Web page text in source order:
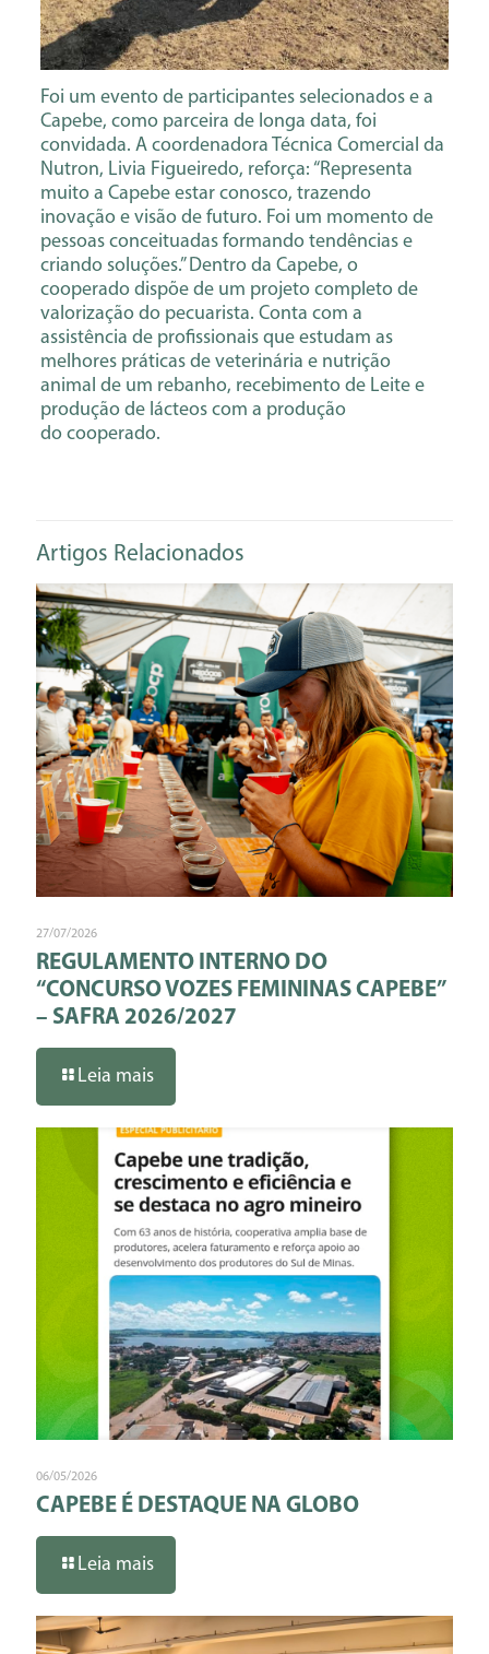
Foi um evento de participantes selecionados e a
Capebe, como parceira de longa data, foi
convidada. A coordenadora Técnica Comercial da
Nutron, Livia Figueiredo, reforça: “Representa
muito a Capebe estar conosco, trazendo
inovação e visão de futuro. Foi um momento de
pessoas conceituadas formando tendências e
criando soluções.” Dentro da Capebe, o
cooperado dispõe de um projeto completo de
valorização do pecuarista. Conta com a
assistência de profissionais que estudam as
melhores práticas de veterinária e nutrição
animal de um rebanho, recebimento de Leite e
produção de lácteos com a produção
do cooperado.
Artigos Relacionados
27/07/2026
REGULAMENTO INTERNO DO
“CONCURSO VOZES FEMININAS CAPEBE”
– SAFRA 2026/2027
Leia mais
06/05/2026
CAPEBE É DESTAQUE NA GLOBO
Leia mais